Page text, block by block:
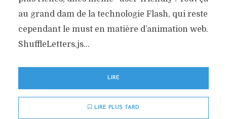
au grand dam de la technologie Flash, qui reste
cependant le must en matière d’animation web.
ShuffleLetters.js...
LIRE
LIRE PLUS TARD